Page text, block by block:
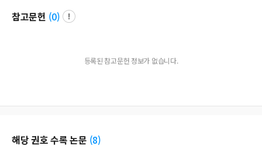
참고문헌 (0)
등록된 참고문헌 정보가 없습니다.
해당 권호 수록 논문 (8)